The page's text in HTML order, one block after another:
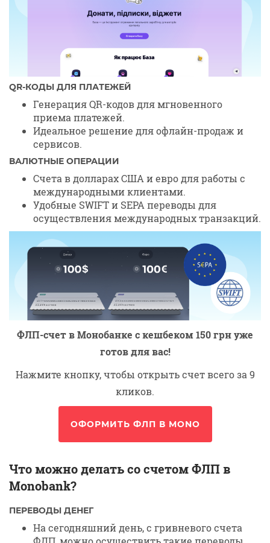
QR-КОДЫ ДЛЯ ПЛАТЕЖЕЙ
Генерация QR-кодов для мгновенного
приема платежей.
Идеальное решение для офлайн-продаж и
сервисов.
ВАЛЮТНЫЕ ОПЕРАЦИИ
Счета в долларах США и евро для работы с
международными клиентами.
Удобные SWIFT и SEPA переводы для
осуществления международных транзакций.
ФЛП-счет в Монобанке с кешбеком 150 грн уже
готов для вас!
Нажмите кнопку, чтобы открыть счет всего за 9
кликов.
ОФОРМИТЬ ФЛП В MONO
Что можно делать со счетом ФЛП в
Monobank?
ПЕРЕВОДЫ ДЕНЕГ
На сегодняшний день, с гривневого счета